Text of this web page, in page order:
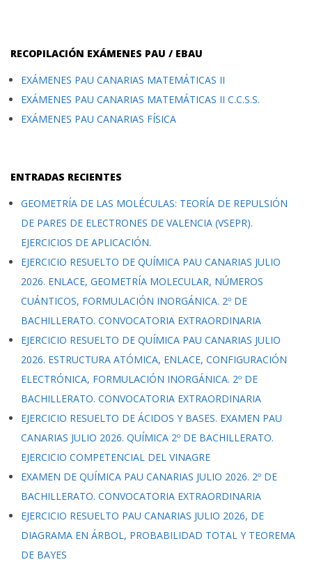
RECOPILACIÓN EXÁMENES PAU / EBAU
EXÁMENES PAU CANARIAS MATEMÁTICAS II
EXÁMENES PAU CANARIAS MATEMÁTICAS II C.C.S.S.
EXÁMENES PAU CANARIAS FÍSICA
ENTRADAS RECIENTES
GEOMETRÍA DE LAS MOLÉCULAS: TEORÍA DE REPULSIÓN
DE PARES DE ELECTRONES DE VALENCIA (VSEPR).
EJERCICIOS DE APLICACIÓN.
EJERCICIO RESUELTO DE QUÍMICA PAU CANARIAS JULIO
2026. ENLACE, GEOMETRÍA MOLECULAR, NÚMEROS
CUÁNTICOS, FORMULACIÓN INORGÁNICA. 2º DE
BACHILLERATO. CONVOCATORIA EXTRAORDINARIA
EJERCICIO RESUELTO DE QUÍMICA PAU CANARIAS JULIO
2026. ESTRUCTURA ATÓMICA, ENLACE, CONFIGURACIÓN
ELECTRÓNICA, FORMULACIÓN INORGÁNICA. 2º DE
BACHILLERATO. CONVOCATORIA EXTRAORDINARIA
EJERCICIO RESUELTO DE ÁCIDOS Y BASES. EXAMEN PAU
CANARIAS JULIO 2026. QUÍMICA 2º DE BACHILLERATO.
EJERCICIO COMPETENCIAL DEL VINAGRE
EXAMEN DE QUÍMICA PAU CANARIAS JULIO 2026. 2º DE
BACHILLERATO. CONVOCATORIA EXTRAORDINARIA
EJERCICIO RESUELTO PAU CANARIAS JULIO 2026, DE
DIAGRAMA EN ÁRBOL, PROBABILIDAD TOTAL Y TEOREMA
DE BAYES